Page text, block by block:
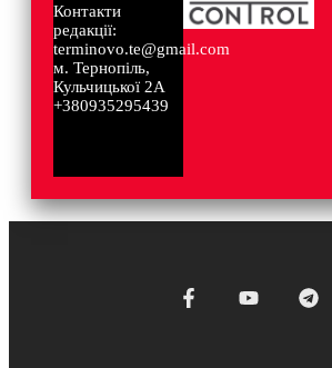
Контакти
редакції:
terminovo.te@gmail.com
м. Тернопіль,
Кульчицької 2А
+380935295439